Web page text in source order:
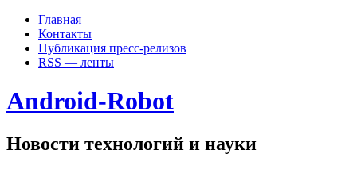
Главная
Контакты
Публикация пресс-релизов
RSS — ленты
Android-Robot
Новости технологий и науки